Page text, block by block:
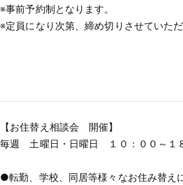
※事前予約制となります。
※定員になり次第、締め切りさせていただ
【お住替え相談会 開催】
毎週 土曜日・日曜日 １０：００～１
●転勤、学校、同居等様々なお住み替え